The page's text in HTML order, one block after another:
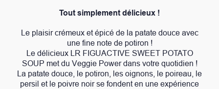
Tout simplement délicieux !
Le plaisir crémeux et épicé de la patate douce avec
une fine note de potiron !
Le délicieux LR FIGUACTIVE SWEET POTATO
SOUP met du Veggie Power dans votre quotidien !
La patate douce, le potiron, les oignons, le poireau, le
persil et le poivre noir se fondent en une expérience